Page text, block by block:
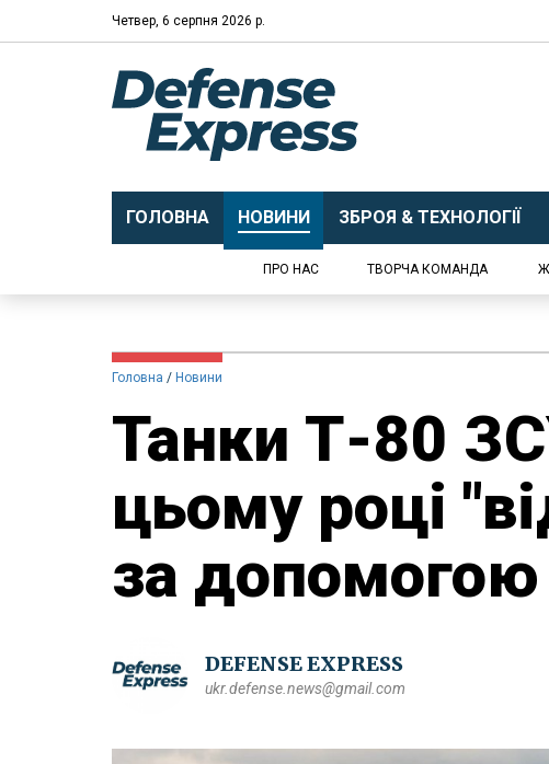
Четвер, 6 серпня 2026 р.
ГОЛОВНА НОВИНИ ЗБРОЯ & ТЕХНОЛОГІЇ
ПРО НАС ТВОРЧА КОМАНДА
Головна Новини
Танки Т-80
цьому році
за
DEFENSE EXPRESS
ukr.defense.news@gmail.com